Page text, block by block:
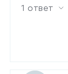
1 ответ